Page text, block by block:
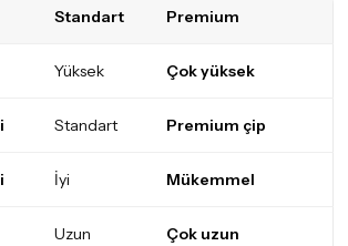
Standart Premium
Yüksek Çok yüksek
Standart Premium çip
İyi Mükemmel
Uzun Çok uzun